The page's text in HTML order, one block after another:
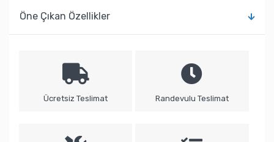
Öne Çıkan Özellikler
Ücretsiz Teslimat Randevulu Teslimat